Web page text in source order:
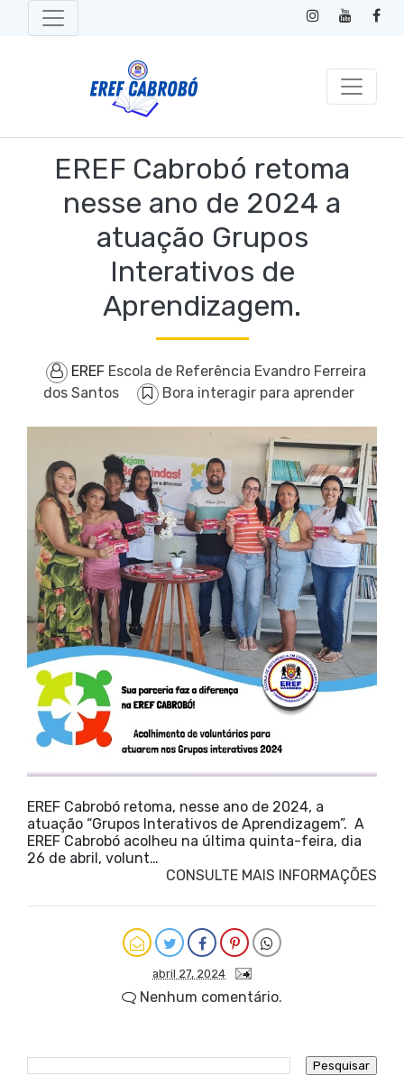
EREF Cabrobó retoma
nesse ano de 2024 a
atuação Grupos
Interativos de
Aprendizagem.
EREF Escola de Referência Evandro Ferreira
dos Santos
Bora interagir para aprender
EREF Cabrobó retoma, nesse ano de 2024, a
atuação “Grupos Interativos de Aprendizagem”. A
EREF Cabrobó acolheu na última quinta-feira, dia
26 de abril, volunt…
CONSULTE MAIS INFORMAÇÕES
abril 27, 2024
Nenhum comentário.